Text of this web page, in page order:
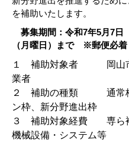
を補助いたします。
募集期間：令和7年5月7日
（月曜日）まで ※郵便必着
１ 補助対象者 岡山市
業者
２ 補助の種類 通常枠
ン枠、新分野進出枠
３ 補助対象経費 専ら補
機械設備・システム等